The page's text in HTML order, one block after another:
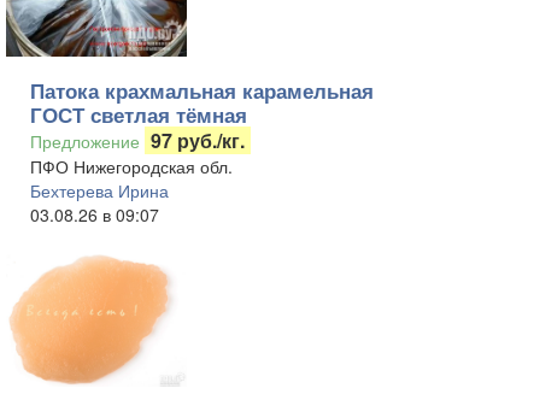
Патока крахмальная карамельная
ГОСТ светлая тёмная
Предложение 97 руб./кг.
ПФО Нижегородская обл.
Бехтерева Ирина
03.08.26 в 09:07